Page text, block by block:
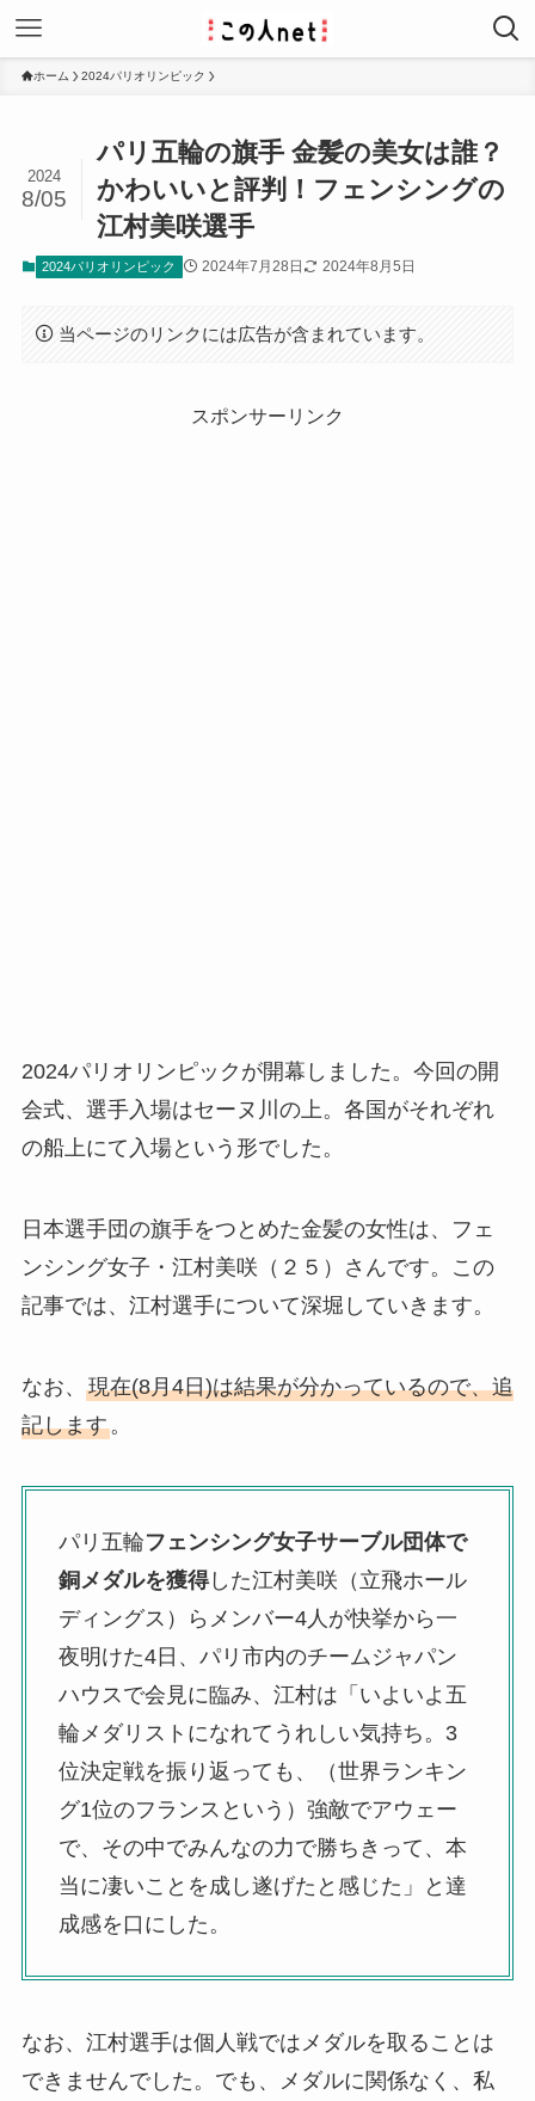
ホーム 2024パリオリンピック
パリ五輪の旗手 金髪の美女は誰？
かわいいと評判！フェンシングの
江村美咲選手
2024
8/05
2024パリオリンピック 2024年7月28日 2024年8月5日
当ページのリンクには広告が含まれています。
スポンサーリンク
2024パリオリンピックが開幕しました。今回の開
会式、選手入場はセーヌ川の上。各国がそれぞれ
の船上にて入場という形でした。
日本選手団の旗手をつとめた金髪の女性は、フェ
ンシング女子・江村美咲（２５）さんです。この
記事では、江村選手について深堀していきます。
なお、 現在(8月4日)は結果が分かっているので、追
記します。
パリ五輪フェンシング女子サーブル団体で
銅メダルを獲得した江村美咲（立飛ホール
ディングス）らメンバー4人が快挙から一
夜明けた4日、パリ市内のチームジャパン
ハウスで会見に臨み、江村は「いよいよ五
輪メダリストになれてうれしい気持ち。3
位決定戦を振り返っても、（世界ランキン
グ1位のフランスという）強敵でアウェー
で、その中でみんなの力で勝ちきって、本
当に凄いことを成し遂げたと感じた」と達
成感を口にした。
なお、江村選手は個人戦ではメダルを取ることは
できませんでした。でも、メダルに関係なく、私